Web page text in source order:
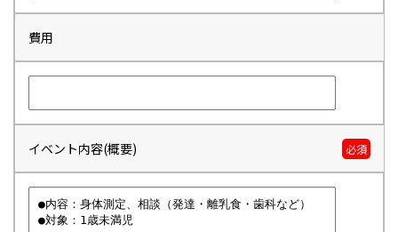
費用
イベント内容(概要) 必須